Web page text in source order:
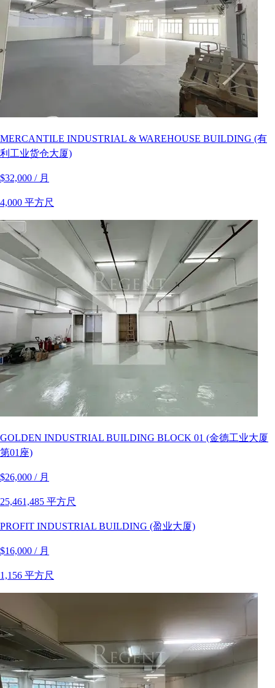
MERCANTILE INDUSTRIAL & WAREHOUSE BUILDING (有
利工业货仓大厦)
$32,000 / 月
4,000 平方尺
GOLDEN INDUSTRIAL BUILDING BLOCK 01 (金德工业大厦
第01座)
$26,000 / 月
25,461,485 平方尺
PROFIT INDUSTRIAL BUILDING (盈业大厦)
$16,000 / 月
1,156 平方尺